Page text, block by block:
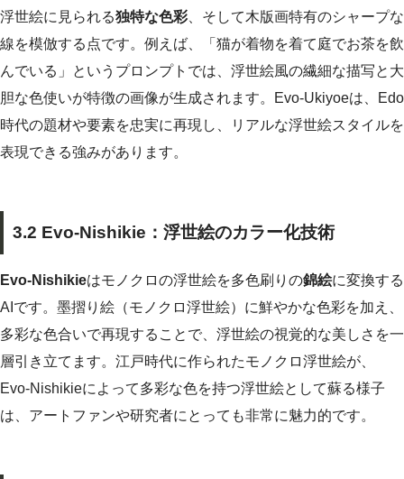
浮世絵に見られる独特な色彩 、そして木版画特有のシャープな
線を模倣する点です。例えば、「猫が着物を着て庭でお茶を飲
んでいる」というプロンプトでは、浮世絵風の繊細な描写と大
胆な色使いが特徴の画像が生成されます。Evo-Ukiyoeは、Edo
時代の題材や要素を忠実に再現し、リアルな浮世絵スタイルを
表現できる強みがあります。
3.2 Evo-Nishikie：浮世絵のカラー化技術
Evo-Nishikieはモノクロの浮世絵を多色刷りの錦絵に変換する
AIです。墨摺り絵（モノクロ浮世絵）に鮮やかな色彩を加え、
多彩な色合いで再現することで、浮世絵の視覚的な美しさを一
層引き立てます。江戸時代に作られたモノクロ浮世絵が、
Evo-Nishikieによって多彩な色を持つ浮世絵として蘇る様子
は、アートファンや研究者にとっても非常に魅力的です。